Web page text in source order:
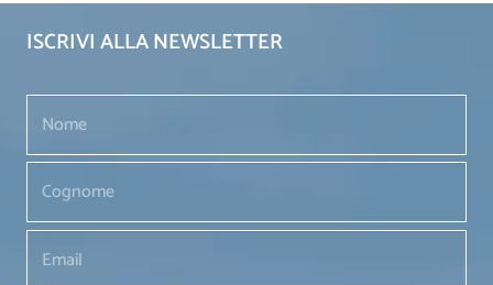
ISCRIVI ALLA NEWSLETTER